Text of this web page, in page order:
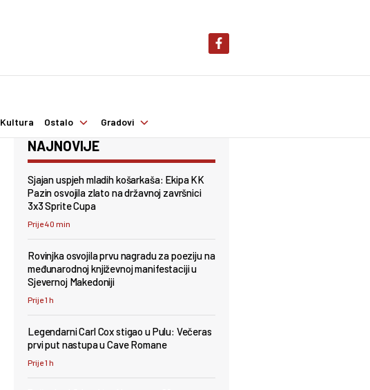
Kultura Ostalo Gradovi
NAJNOVIJE
Sjajan uspjeh mladih košarkaša: Ekipa KK
Pazin osvojila zlato na državnoj završnici
3x3 Sprite Cupa
Prije 40 min
Rovinjka osvojila prvu nagradu za poeziju na
međunarodnoj književnoj manifestaciji u
Sjevernoj Makedoniji
Prije 1 h
Legendarni Carl Cox stigao u Pulu: Večeras
prvi put nastupa u Cave Romane
Prije 1 h